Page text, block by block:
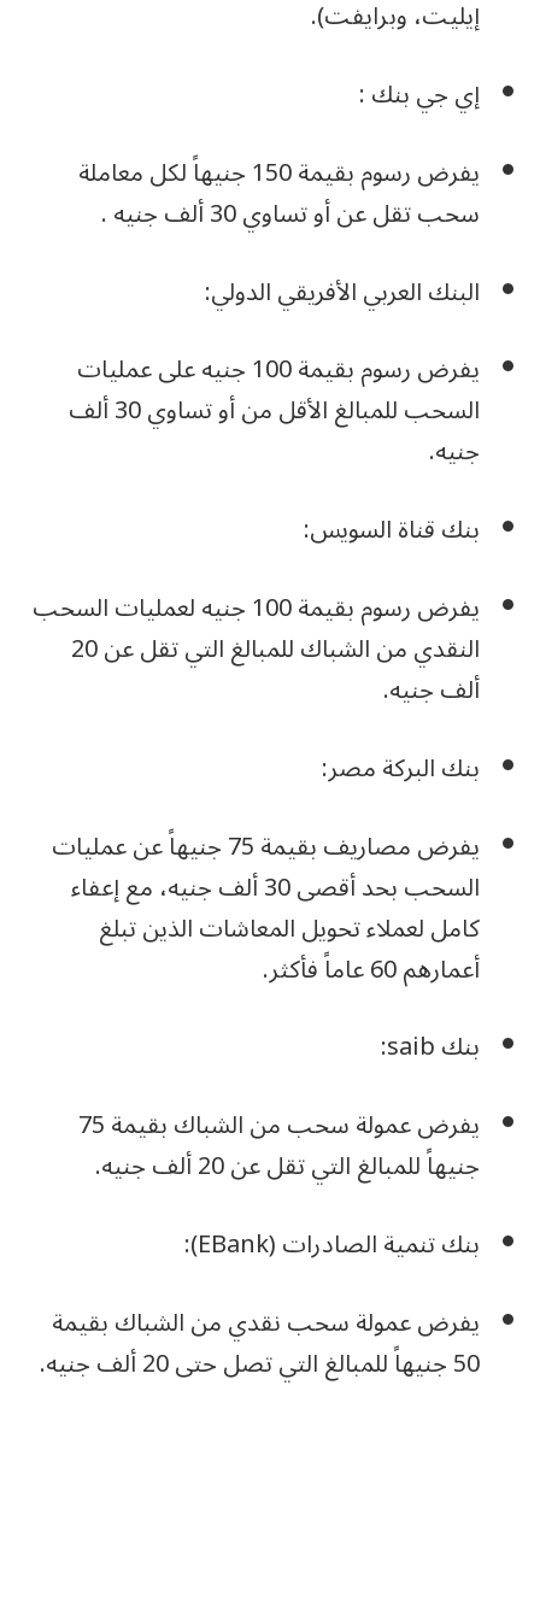
إيليت، وبرايفت).
إي جي بنك :
يفرض رسوم بقيمة 150 جنيهاً لكل معاملة
سحب تقل عن أو تساوي 30 ألف جنيه .
البنك العربي الأفريقي الدولي:
يفرض رسوم بقيمة 100 جنيه على عمليات
السحب للمبالغ الأقل من أو تساوي 30 ألف
جنيه.
بنك قناة السويس:
يفرض رسوم بقيمة 100 جنيه لعمليات السحب
النقدي من الشباك للمبالغ التي تقل عن 20
ألف جنيه.
بنك البركة مصر:
يفرض مصاريف بقيمة 75 جنيهاً عن عمليات
السحب بحد أقصى 30 ألف جنيه، مع إعفاء
كامل لعملاء تحويل المعاشات الذين تبلغ
أعمارهم 60 عاماً فأكثر.
بنك saib:
يفرض عمولة سحب من الشباك بقيمة 75
جنيهاً للمبالغ التي تقل عن 20 ألف جنيه.
بنك تنمية الصادرات (EBank):
يفرض عمولة سحب نقدي من الشباك بقيمة
50 جنيهاً للمبالغ التي تصل حتى 20 ألف جنيه.